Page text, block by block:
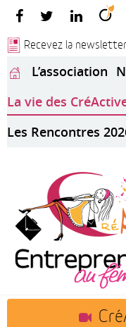
Recevez la
L’association
La vie des
Les Rencontres